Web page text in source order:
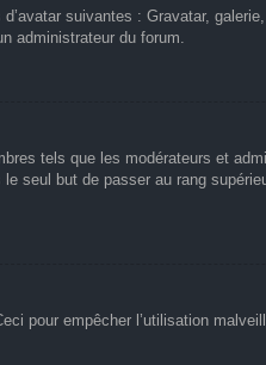
suivantes : Gravatar,
administrateur du forum.
tels que les modérateurs et
seul but de passer au rang
pour empêcher l’utilisation